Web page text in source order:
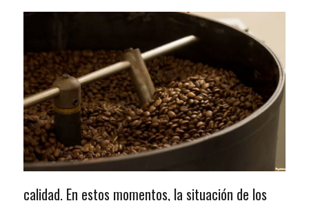
calidad. En estos momentos, la situación de los